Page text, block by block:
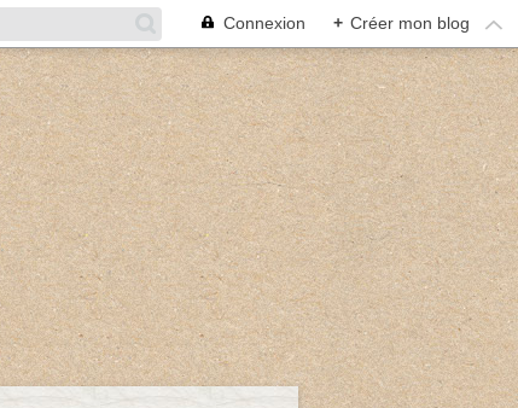
Connexion + Créer mon blog